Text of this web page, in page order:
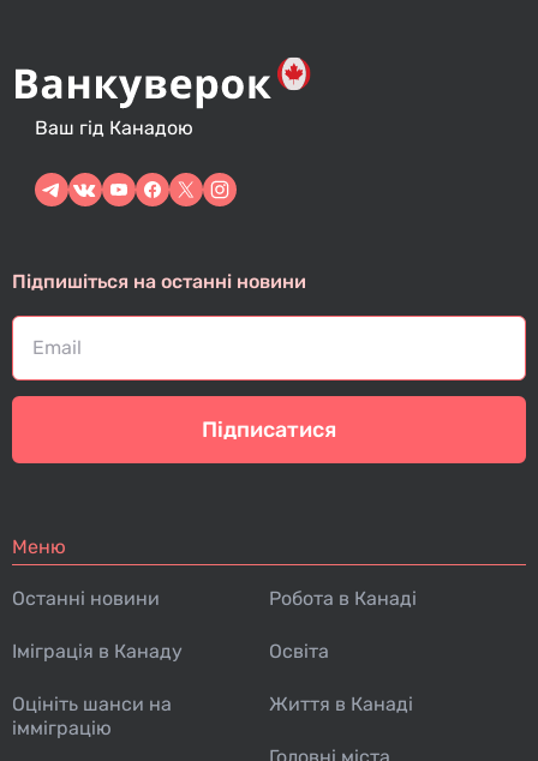
Ваш гід Канадою
Підпишіться на останні новини
Підписатися
Меню
Останні новини
Іміграція в Канаду
Оцініть шанси на
імміграцію
Робота в Канаді
Освіта
Життя в Канаді